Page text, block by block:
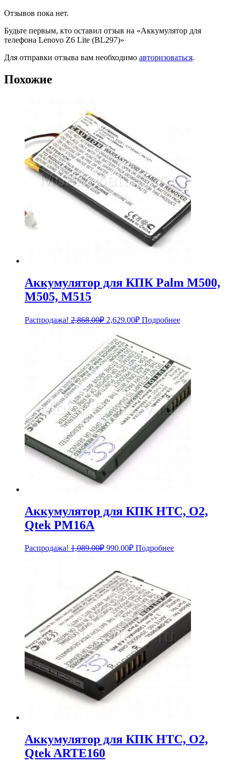
Отзывов пока нет.
Будьте первым, кто оставил отзыв на «Аккумулятор для
телефона Lenovo Z6 Lite (BL297)»
Для отправки отзыва вам необходимо авторизоваться.
Похожие
Аккумулятор для КПК Palm M500,
M505, M515
Распродажа! 2,868.00₽ Первоначальная
составляла
2,868.00₽.
2,629.00₽Текущая
цена:
Подробнее
Аккумулятор для КПК HTC, O2,
Qtek PM16A
Распродажа! 1,089.00₽ Первоначальная
1,089.00₽.
990.00₽Текущая
Подробнее
Аккумулятор для КПК HTC, O2,
Qtek ARTE160